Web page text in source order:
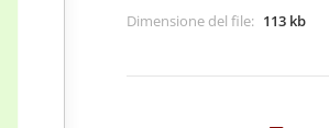
Dimensione del file: 113 kb